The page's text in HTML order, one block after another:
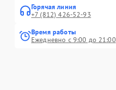
Горячая линия
+7 (812) 426-52-93
Время работы
Ежедневно с 9:00 до 21:00